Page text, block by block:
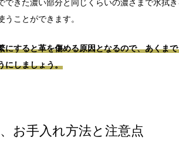
できた濃い部分と同じくらいの濃さまで水拭
うことができます。
にすると革を傷める原因となるので、あくま
にしましょう。
お手入れ方法と注意点